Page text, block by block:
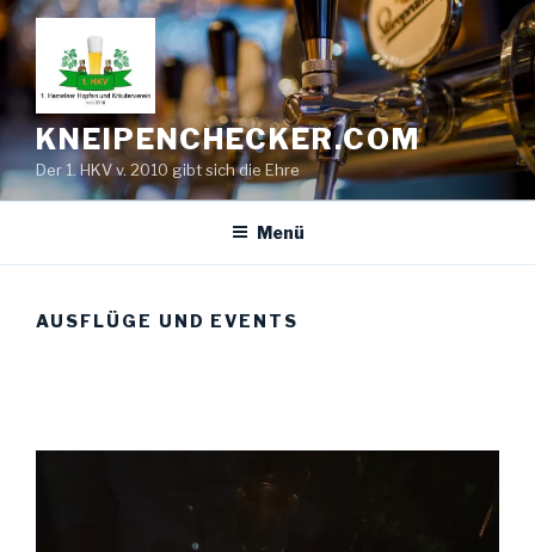
Zum
Inhalt
springen
KNEIPENCHECKER.COM
Der 1. HKV v. 2010 gibt sich die Ehre
Menü
AUSFLÜGE UND EVENTS